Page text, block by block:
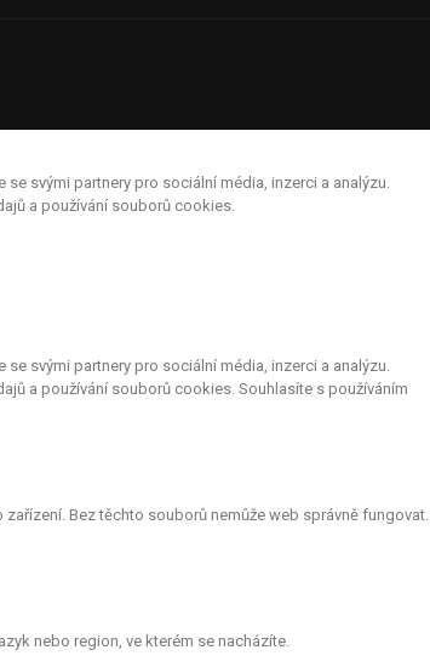
svými partnery pro sociální média, inzerci a analýzu.
a používání souborů cookies.
svými partnery pro sociální média, inzerci a analýzu.
a používání souborů cookies. Souhlasíte s používáním
Bez těchto souborů nemůže web správně fungovat.
nebo region, ve kterém se nacházíte.